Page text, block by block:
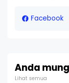
Facebook
Anda
Lihat semua